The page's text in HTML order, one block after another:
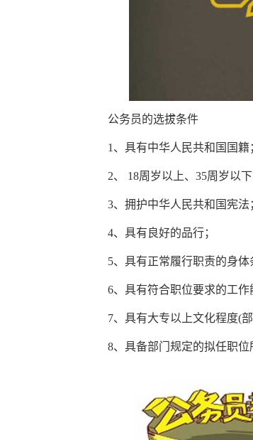
公务员的选拔条件
1、具有中华人民共和国国籍
2、 18周岁以上、35周岁以下
3、拥护中华人民共和国宪法
4、具有良好的品行；
5、具有正常履行职责的身体
6、具有符合职位要求的工作
7、具有大专以上文化程度(部
8、具备部门规定的拟任职位